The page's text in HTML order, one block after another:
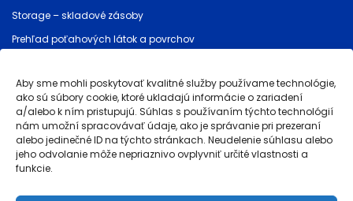
Aby sme mohli poskytovať kvalitné služby používame technológie,
ako sú súbory cookie, ktoré ukladajú informácie o zariadení
a/alebo k ním pristupujú. Súhlas s používaním týchto technológií
nám umožní spracovávať údaje, ako je správanie pri prezeraní
alebo jedinečné ID na týchto stránkach. Neudelenie súhlasu alebo
jeho odvolanie môže nepriaznivo ovplyvniť určité vlastnosti a
funkcie.
Storage – skladové zásoby
Prehľad poťahových látok a povrchov
Bezpečnostné pokyny (GPSR)
Prevádzkovateľ stránky
Obchodné podmienky